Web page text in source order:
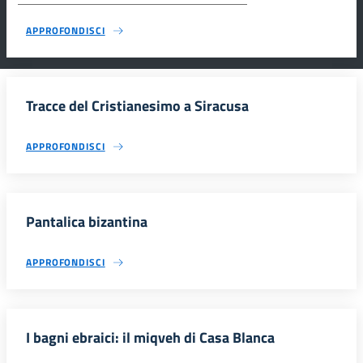
APPROFONDISCI
Tracce del Cristianesimo a Siracusa
APPROFONDISCI
Pantalica bizantina
APPROFONDISCI
I bagni ebraici: il miqveh di Casa Blanca